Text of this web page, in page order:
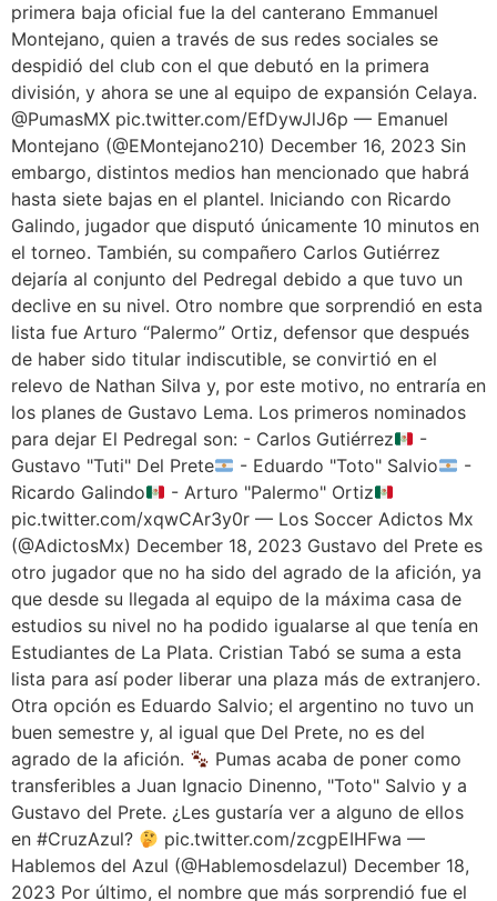
primera baja oficial fue la del canterano Emmanuel
Montejano, quien a través de sus redes sociales se
despidió del club con el que debutó en la primera
división, y ahora se une al equipo de expansión Celaya.
@PumasMX pic.twitter.com/EfDywJlJ6p — Emanuel
Montejano (@EMontejano210) December 16, 2023 Sin
embargo, distintos medios han mencionado que habrá
hasta siete bajas en el plantel. Iniciando con Ricardo
Galindo, jugador que disputó únicamente 10 minutos en
el torneo. También, su compañero Carlos Gutiérrez
dejaría al conjunto del Pedregal debido a que tuvo un
declive en su nivel. Otro nombre que sorprendió en esta
lista fue Arturo “Palermo” Ortiz, defensor que después
de haber sido titular indiscutible, se convirtió en el
relevo de Nathan Silva y, por este motivo, no entraría en
los planes de Gustavo Lema. Los primeros nominados
para dejar El Pedregal son: - Carlos Gutiérrez
-
Gustavo "Tuti" Del Prete
- Eduardo "Toto" Salvio
-
Ricardo Galindo
- Arturo "Palermo" Ortiz
pic.twitter.com/xqwCAr3y0r — Los Soccer Adictos Mx
(@AdictosMx) December 18, 2023 Gustavo del Prete es
otro jugador que no ha sido del agrado de la afición, ya
que desde su llegada al equipo de la máxima casa de
estudios su nivel no ha podido igualarse al que tenía en
Estudiantes de La Plata. Cristian Tabó se suma a esta
lista para así poder liberar una plaza más de extranjero.
Otra opción es Eduardo Salvio; el argentino no tuvo un
buen semestre y, al igual que Del Prete, no es del
agrado de la afición.
Pumas acaba de poner como
transferibles a Juan Ignacio Dinenno, "Toto" Salvio y a
Gustavo del Prete. ¿Les gustaría ver a alguno de ellos
en #CruzAzul?
pic.twitter.com/zcgpEIHFwa —
Hablemos del Azul (@Hablemosdelazul) December 18,
2023 Por último, el nombre que más sorprendió fue el